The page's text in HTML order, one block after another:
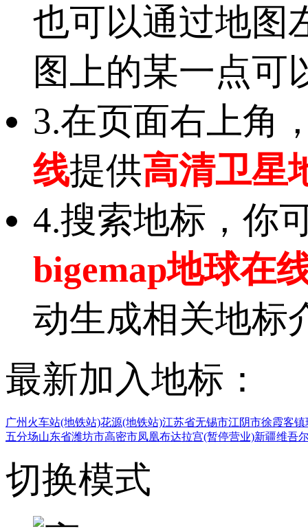
也可以通过地图
图上的某一点可
3.在页面右上角
线提供高清卫星
4.搜索地标，你
bigemap地球在
动生成相关地标
最新加入地标：
广州火车站(地铁站)花源(地铁站)江苏省无锡市江阴市徐霞客镇
五分场山东省潍坊市高密市凤凰布达拉宫(暂停营业)新疆维吾
切换模式